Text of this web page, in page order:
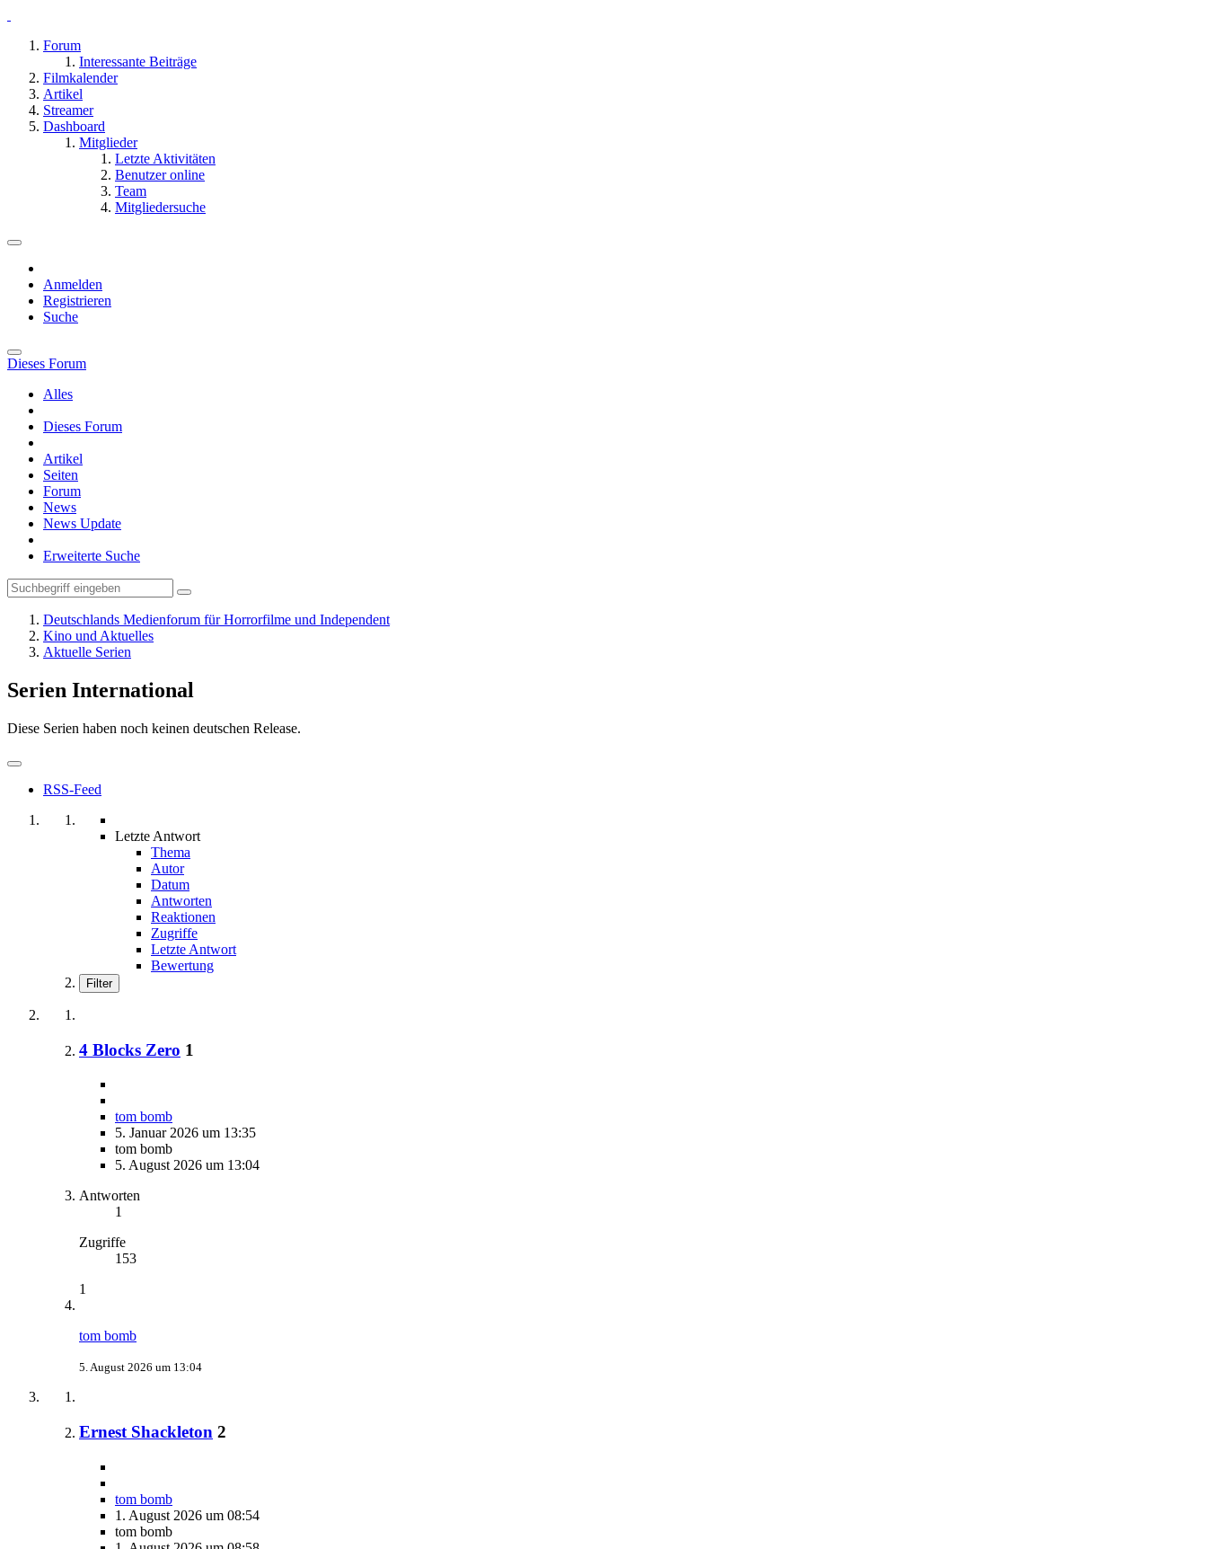
Forum
Interessante Beiträge
Filmkalender
Artikel
Streamer
Dashboard
Mitglieder
Letzte Aktivitäten
Benutzer online
Team
Mitgliedersuche
Anmelden
Registrieren
Suche
Dieses Forum
Alles
Dieses Forum
Artikel
Seiten
Forum
News
News Update
Erweiterte Suche
Deutschlands Medienforum für Horrorfilme und Independent
Kino und Aktuelles
Aktuelle Serien
Serien International
Diese Serien haben noch keinen deutschen Release.
RSS-Feed
Letzte Antwort
Thema
Autor
Datum
Antworten
Reaktionen
Zugriffe
Letzte Antwort
Bewertung
Filter
4 Blocks Zero 1
tom bomb
5. Januar 2026 um 13:35
tom bomb
5. August 2026 um 13:04
Antworten
1
Zugriffe
153
1
tom bomb
5. August 2026 um 13:04
Ernest Shackleton 2
tom bomb
1. August 2026 um 08:54
tom bomb